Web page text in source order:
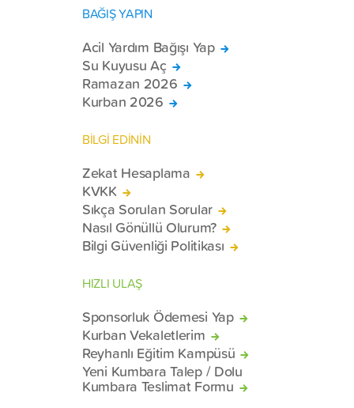
BAĞIŞ YAPIN
Acil Yardım Bağışı Yap
Su Kuyusu Aç
Ramazan 2026
Kurban 2026
BİLGİ EDİNİN
Zekat Hesaplama
KVKK
Sıkça Sorulan Sorular
Nasıl Gönüllü Olurum?
Bilgi Güvenliği Politikası
HIZLI ULAŞ
Sponsorluk Ödemesi Yap
Kurban Vekaletlerim
Reyhanlı Eğitim Kampüsü
Yeni Kumbara Talep / Dolu
Kumbara Teslimat Formu